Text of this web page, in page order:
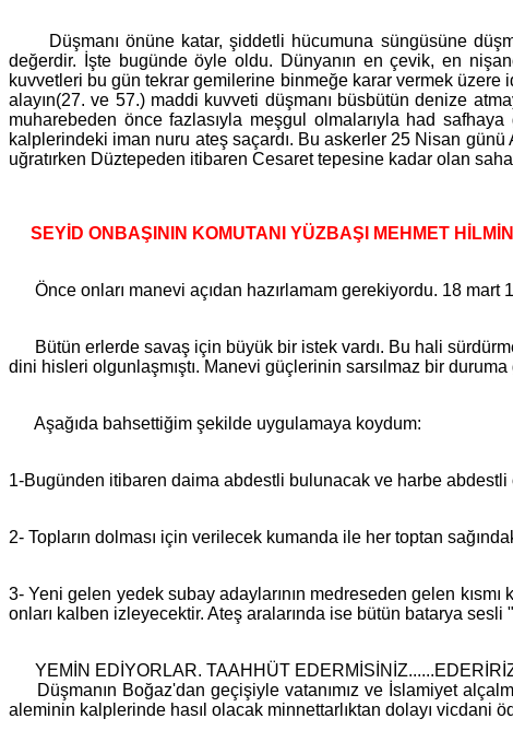
Düşmanı önüne katar, şiddetli hücumuna süngüsüne
değerdir. İşte bugünde öyle oldu. Dünyanın en çevik, en
kuvvetleri bu gün tekrar gemilerine binmeğe karar vermek üzere
alayın(27. ve 57.) maddi kuvveti düşmanı büsbütün denize
muharebeden önce fazlasıyla meşgul olmalarıyla had
kalplerindeki iman nuru ateş saçardı. Bu askerler 25 Nisan günü
uğratırken Düztepeden itibaren Cesaret tepesine kadar
SEYİD ONBAŞININ KOMUTANI YÜZBAŞI MEHMET
Önce onları manevi açıdan hazırlamam gerekiyordu. 18 mart
Bütün erlerde savaş için büyük bir istek vardı. Bu hali
dini hisleri olgunlaşmıştı. Manevi güçlerinin sarsılmaz bir
Aşağıda bahsettiğim şekilde uygulamaya koydum:
1-Bugünden itibaren daima abdestli bulunacak ve harbe
2- Topların dolması için verilecek kumanda ile her toptan
3- Yeni gelen yedek subay adaylarının medreseden gelen
onları kalben izleyecektir. Ateş aralarında ise bütün batarya sesli
YEMİN EDİYORLAR. TAAHHÜT
Düşmanın Boğaz'dan geçişiyle vatanımız ve İslamiyet
aleminin kalplerinde hasıl olacak minnettarlıktan dolayı vicdani